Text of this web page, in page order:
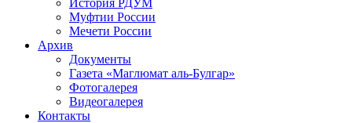
История РДУМ
Муфтии России
Мечети России
Архив
Документы
Газета «Маглюмат аль-Булгар»
Фотогалерея
Видеогалерея
Контакты